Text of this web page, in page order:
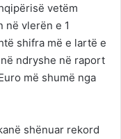
vetëm
në vlerën e 1
shifra më e lartë e
ndryshe në raport
më shumë nga
shënuar rekord